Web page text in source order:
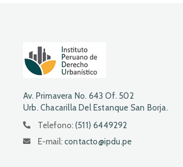
Av. Primavera No. 643 Of. 502
Urb. Chacarilla Del Estanque San Borja.
Telefono: (511) 6449292
E-mail: contacto@ipdu.pe